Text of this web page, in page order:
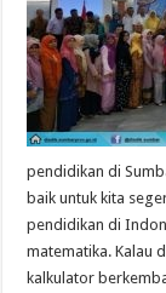
pendidikan di
baik untuk kita
pendidikan di
matematika. Kalau
kalkulator